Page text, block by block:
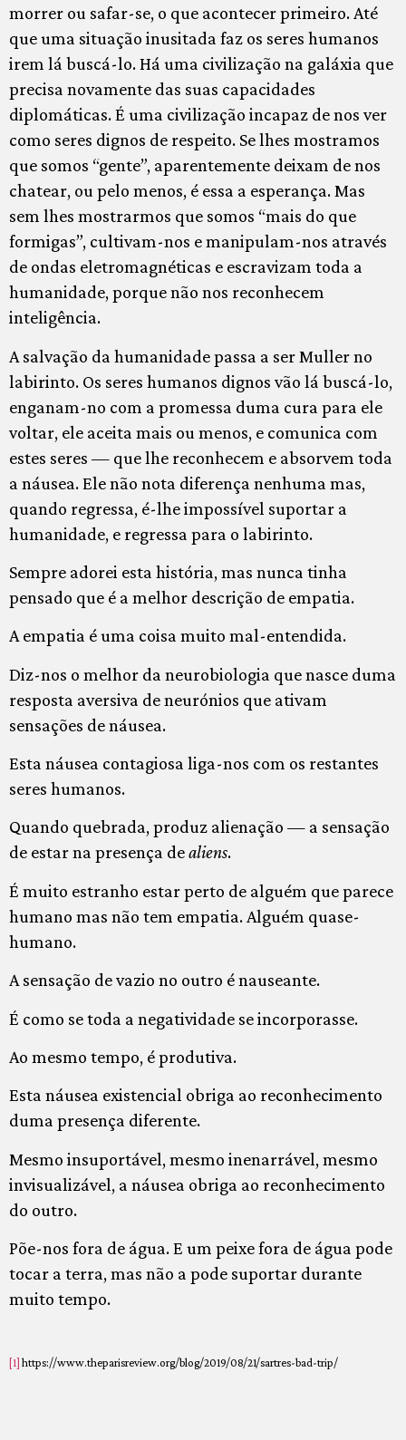
morrer ou safar-se, o que acontecer primeiro. Até
que uma situação inusitada faz os seres humanos
irem lá buscá-lo. Há uma civilização na galáxia que
precisa novamente das suas capacidades
diplomáticas. É uma civilização incapaz de nos ver
como seres dignos de respeito. Se lhes mostramos
que somos “gente”, aparentemente deixam de nos
chatear, ou pelo menos, é essa a esperança. Mas
sem lhes mostrarmos que somos “mais do que
formigas”, cultivam-nos e manipulam-nos através
de ondas eletromagnéticas e escravizam toda a
humanidade, porque não nos reconhecem
inteligência.
A salvação da humanidade passa a ser Muller no
labirinto. Os seres humanos dignos vão lá buscá-lo,
enganam-no com a promessa duma cura para ele
voltar, ele aceita mais ou menos, e comunica com
estes seres — que lhe reconhecem e absorvem toda
a náusea. Ele não nota diferença nenhuma mas,
quando regressa, é-lhe impossível suportar a
humanidade, e regressa para o labirinto.
Sempre adorei esta história, mas nunca tinha
pensado que é a melhor descrição de empatia.
A empatia é uma coisa muito mal-entendida.
Diz-nos o melhor da neurobiologia que nasce duma
resposta aversiva de neurónios que ativam
sensações de náusea.
Esta náusea contagiosa liga-nos com os restantes
seres humanos.
Quando quebrada, produz alienação — a sensação
de estar na presença dealiens.
É muito estranho estar perto de alguém que parece
humano mas não tem empatia. Alguém quase-
humano.
A sensação de vazio no outro é nauseante.
É como se toda a negatividade se incorporasse.
Ao mesmo tempo, é produtiva.
Esta náusea existencial obriga ao reconhecimento
duma presença diferente.
Mesmo insuportável, mesmo inenarrável, mesmo
invisualizável, a náusea obriga ao reconhecimento
do outro.
Põe-nos fora de água. E um peixe fora de água pode
tocar a terra, mas não a pode suportar durante
muito tempo.
[1] https://www.theparisreview.org/blog/2019/08/21/sartres-bad-trip/